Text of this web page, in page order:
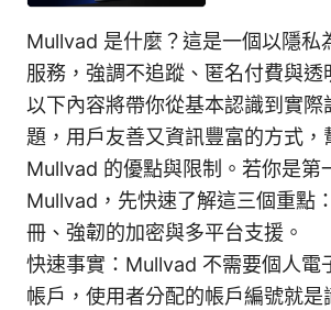
Mullvad 是什麼？這是一個以隱私
服務，強調不追蹤、匿名付費與透
以下內容將帶你從基本認識到實際
題，用戶友善又資訊豐富的方式，
Mullvad 的優點與限制。若你是第
Mullvad，先快速了解這三個重點
冊、強韌的加密與多平台支援。
快速事實：Mullvad 不需要個人電
帳戶，使用者分配的帳戶編號就是